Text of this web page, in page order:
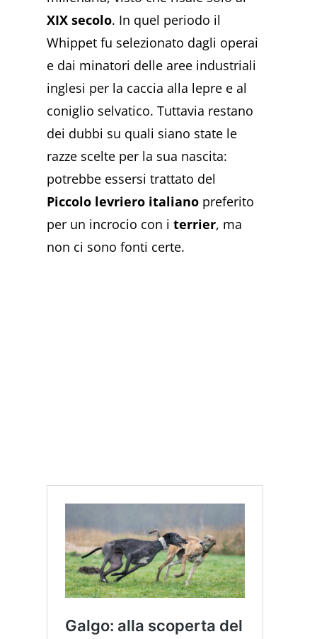
XIX secolo. In quel periodo il
Whippet fu selezionato dagli operai
e dai minatori delle aree industriali
inglesi per la caccia alla lepre e al
coniglio selvatico. Tuttavia restano
dei dubbi su quali siano state le
razze scelte per la sua nascita:
potrebbe essersi trattato del
Piccolo levriero italiano preferito
per un incrocio con iterrier, ma
non ci sono fonti certe.